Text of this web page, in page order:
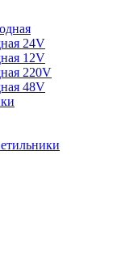
24V
12V
220V
48V